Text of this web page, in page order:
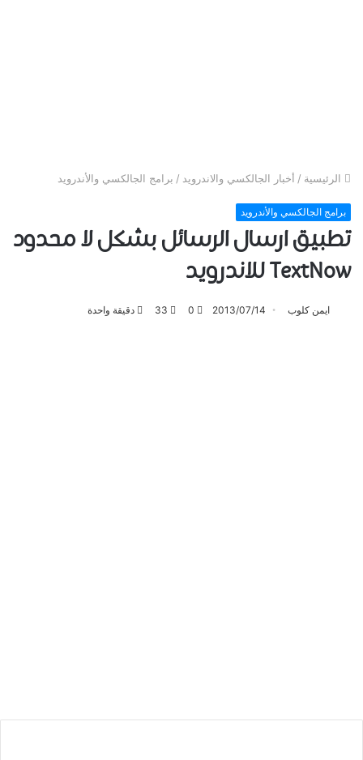
الرئيسية / أخبار الجالكسي والاندرويد / برامج الجالكسي والأندرويد
برامج الجالكسي والأندرويد
تطبيق ارسال الرسائل بشكل لا محدود
TextNow للاندرويد
ايمن كلوب 2013/07/14
0
33 دقيقة واحدة